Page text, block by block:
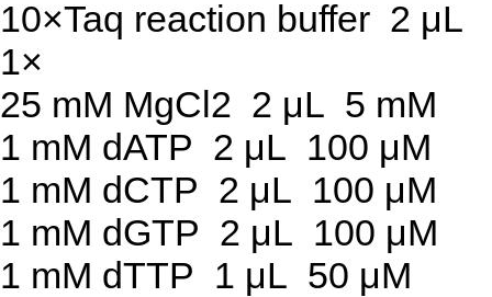
10×Taq reaction buffer 2 μL
1×
25 mM MgCl2 2 μL 5 mM
1 mM dATP 2 μL 100 μM
1 mM dCTP 2 μL 100 μM
1 mM dGTP 2 μL 100 μM
1 mM dTTP 1 μL 50 μM